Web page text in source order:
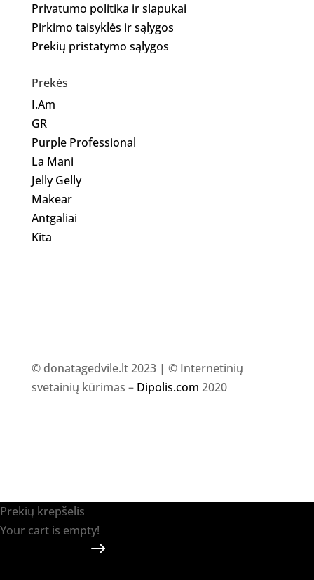
Privatumo politika ir slapukai
Pirkimo taisyklės ir sąlygos
Prekių pristatymo sąlygos
Prekės
I.Am
GR
Purple Professional
La Mani
Jelly Gelly
Makear
Antgaliai
Kita
© donatagedvile.lt 2023 | © Internetinių
svetainių kūrimas – Dipolis.com 2020
Prekių krepšelis
Your cart is empty!